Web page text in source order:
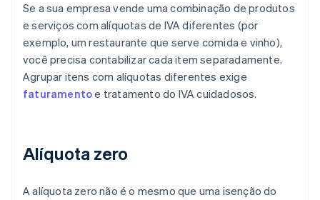
Se a sua empresa vende uma combinação de produtos
e serviços com alíquotas de IVA diferentes (por
exemplo, um restaurante que serve comida e vinho),
você precisa contabilizar cada item separadamente.
Agrupar itens com alíquotas diferentes exige
faturamentoe tratamento do IVA cuidadosos.
Alíquota zero
A alíquota zero não é o mesmo que uma isenção do